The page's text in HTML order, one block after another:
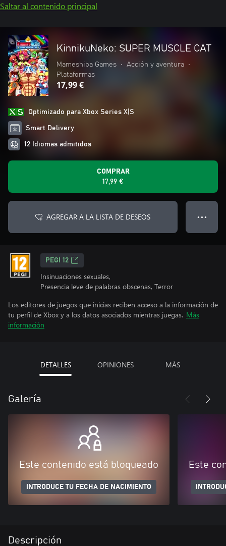
Saltar al contenido principal
KinnikuNeko: SUPER MUSCLE CAT
Mameshiba Games • Acción y aventura
•
Plataformas
17,99 €
Optimizado para Xbox Series X|S
Smart Delivery
12 Idiomas admitidos
COMPRAR
17,99 €
AGREGAR A LA LISTA DE DESEOS ● ● ●
PEGI 12
Insinuaciones sexuales,
Presencia leve de palabras obscenas, Terror
Los editores de juegos que inicias reciben acceso a la información de
tu perfil de Xbox y a los datos asociados mientras juegas. Más
información
DETALLES OPINIONES MÁS
Galería
Este contenido está bloqueado
INTRODUCE TU FECHA DE NACIMIENTO
Este
Descripción